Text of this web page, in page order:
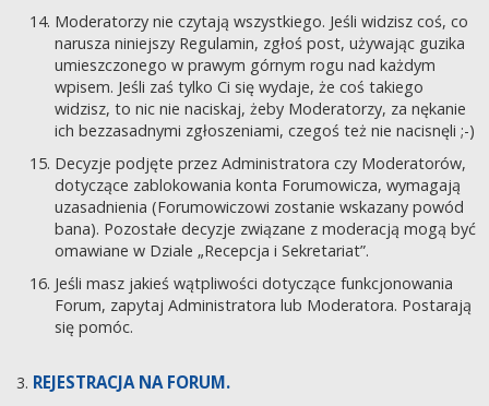
Moderatorzy nie czytają wszystkiego. Jeśli widzisz coś, co
narusza niniejszy Regulamin, zgłoś post, używając guzika
umieszczonego w prawym górnym rogu nad każdym
wpisem. Jeśli zaś tylko Ci się wydaje, że coś takiego
widzisz, to nic nie naciskaj, żeby Moderatorzy, za nękanie
ich bezzasadnymi zgłoszeniami, czegoś też nie nacisnęli ;-)
Decyzje podjęte przez Administratora czy Moderatorów,
dotyczące zablokowania konta Forumowicza, wymagają
uzasadnienia (Forumowiczowi zostanie wskazany powód
bana). Pozostałe decyzje związane z moderacją mogą być
omawiane w Dziale „Recepcja i Sekretariat”.
Jeśli masz jakieś wątpliwości dotyczące funkcjonowania
Forum, zapytaj Administratora lub Moderatora. Postarają
się pomóc.
REJESTRACJA NA FORUM.